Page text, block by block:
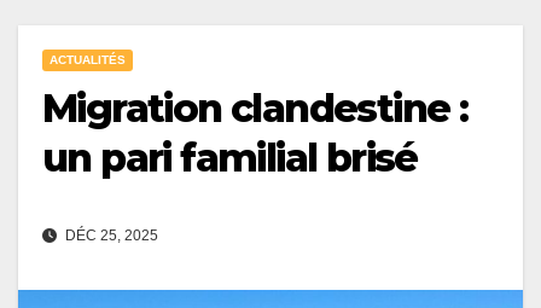
ACTUALITÉS
Migration clandestine :
un pari familial brisé
DÉC 25, 2025